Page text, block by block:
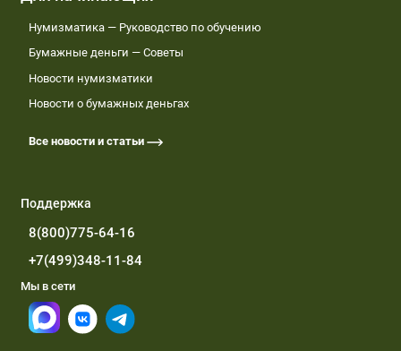
Нумизматика — Руководство по обучению
Бумажные деньги — Советы
Новости нумизматики
Новости о бумажных деньгах
Все новости и статьи
Поддержка
8(800)775-64-16
+7(499)348-11-84
Мы в сети